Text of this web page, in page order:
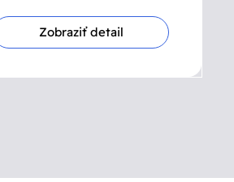
Zobraziť detail